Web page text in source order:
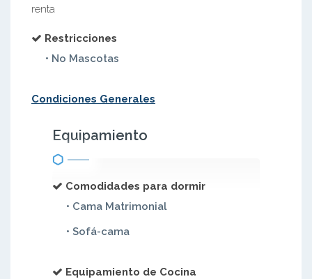
renta
Restricciones
• No Mascotas
Condiciones Generales
Equipamiento
Comodidades para dormir
• Cama Matrimonial
• Sofá-cama
Equipamiento de Cocina